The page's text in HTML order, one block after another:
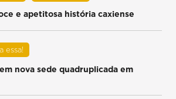
e apetitosa história caxiense
essa!
nova sede quadruplicada em